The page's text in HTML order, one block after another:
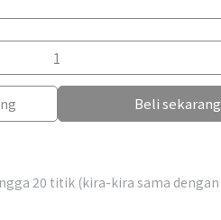
Beli sekarang
20 titik (kira-kira sama dengan